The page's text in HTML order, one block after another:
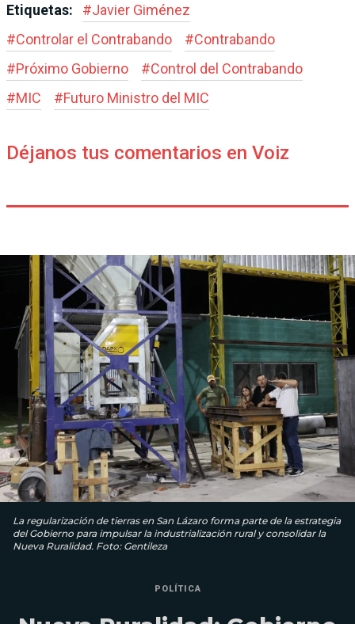
Etiquetas: #Javier Giménez
#Controlar el Contrabando #Contrabando
#Próximo Gobierno #Control del Contrabando
#MIC #Futuro Ministro del MIC
Déjanos tus comentarios en Voiz
La regularización de tierras en San Lázaro forma parte de la estrategia
del Gobierno para impulsar la industrialización rural y consolidar la
Nueva Ruralidad. Foto: Gentileza
POLÍTICA